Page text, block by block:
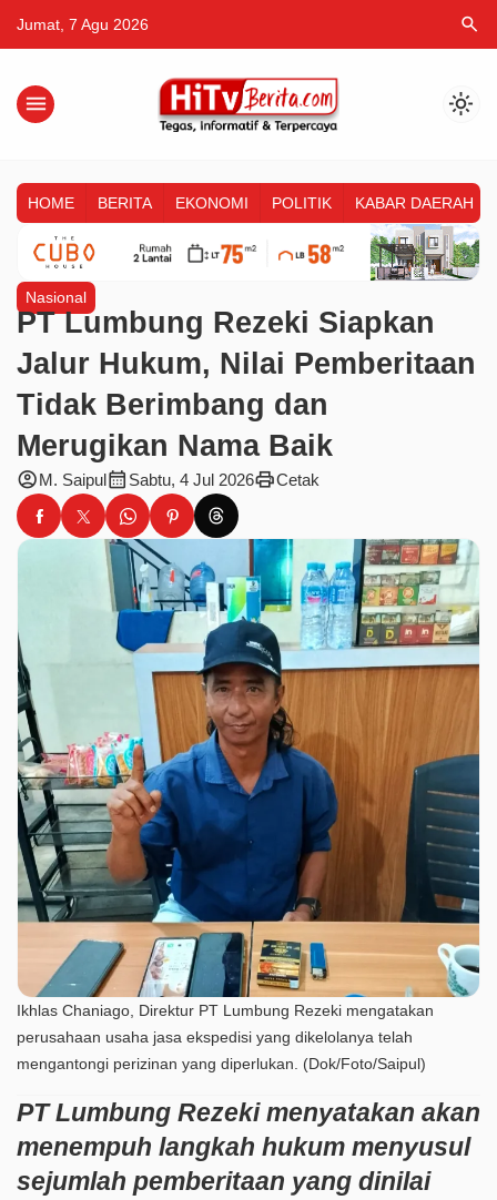
Jumat, 7 Agu 2026 search
menu light_mode
HOME BERITA EKONOMI POLITIK KABAR DAERAH
Nasional
PT Lumbung Rezeki Siapkan
Jalur Hukum, Nilai Pemberitaan
Tidak Berimbang dan
Merugikan Nama Baik
account_circleM. Saipulcalendar_month Sabtu, 4 Jul 2026printCetak
Ikhlas Chaniago, Direktur PT Lumbung Rezeki mengatakan
perusahaan usaha jasa ekspedisi yang dikelolanya telah
mengantongi perizinan yang diperlukan. (Dok/Foto/Saipul)
PT Lumbung Rezeki menyatakan akan
menempuh langkah hukum menyusul
sejumlah pemberitaan yang dinilai